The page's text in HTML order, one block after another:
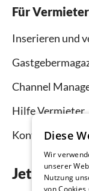
Für Vermieter
Inserieren und
Channel
Hilfe Vermieter
Kontakt
Jetzt die
Diese
Wir
unserer
Nutzung
von